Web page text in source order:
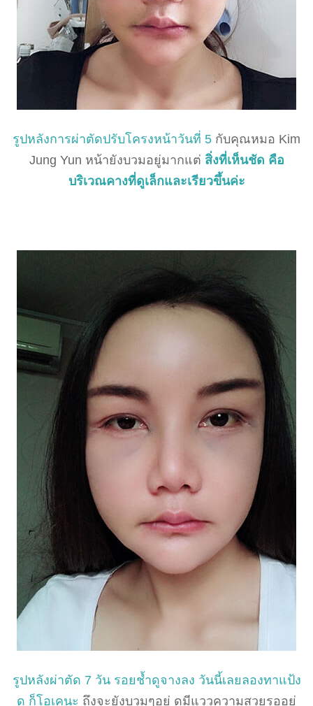
รูปหลังการผ่าตัดปรับโครงหน้าวันที่ 5 กับคุณหมอ Kim
Jung Yun หน้ายังบวมอยู่มากแต่ สิ่งที่เห็นชัด คือ
บริเวณคางที่ดูเล็กและเรียวขึ้นค่ะ
รูปหลังผ่าตัด 7 วัน รอยช้ำดูจางลง วันนี้เลยลองทาแป้ง
ดู ก็โอเคนะ ถึงจะยังบวมๆอยู่ ดูมีแววความสวยรออยู่